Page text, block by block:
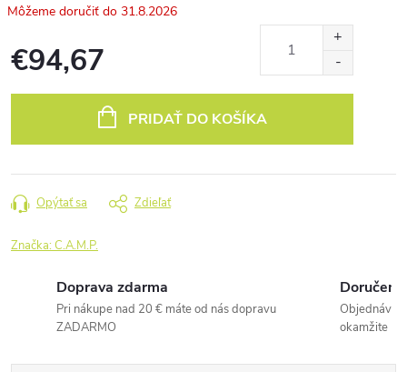
31.8.2026
€94,67
PRIDAŤ DO KOŠÍKA
Opýtať sa Zdieľať
Značka:C.A.M.P.
Doprava zdarma
Pri nákupe nad 20 € máte od nás dopravu
ZADARMO
okamžite